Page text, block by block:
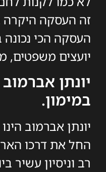
זה העסקה היקרה
העסקה הכי
יועצים משפטים,
יונתן
במימון.
יונתן אברמוב
רב וניסיון עשיר